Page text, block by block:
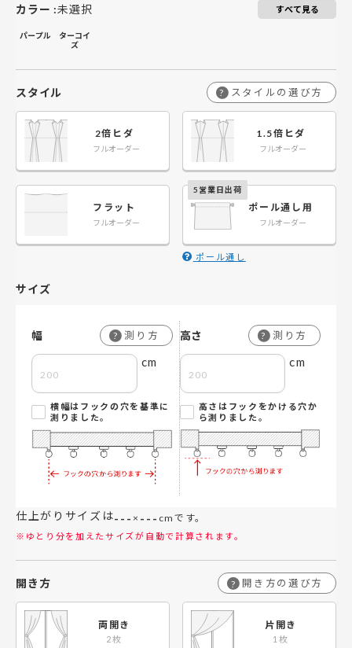
カラー :未選択 すべて見る
パープル
ターコイ
ズ
スタイル ? スタイルの選び方
2倍ヒダ
フルオーダー
1.5倍ヒダ
フルオーダー
フラット
フルオーダー
ポール通し用
フルオーダー
ポール通し
サイズ
幅 ? 測り方
cm
横幅はフックの穴を基準に
測りました。
高さ ? 測り方
cm
高さはフックをかける穴か
ら測りました。
仕上がりサイズは--- × --- cmです。
※ゆとり分を加えたサイズが自動で計算されます。
開き方 ? 開き方の選び方
両開き 片開き